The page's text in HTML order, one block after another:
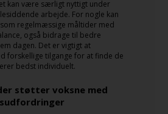
kan være særligt nyttigt under
arbejde. For nogle kan
regelmæssige måltider med
også bidrage til bedre
dagen. Det er vigtigt at
forskellige tilgange for at finde de
bedst individuelt.
støtter voksne med